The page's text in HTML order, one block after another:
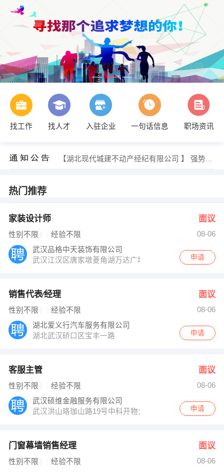
找工作 找人才 入驻企业 一句话信息
职场资讯
【湖北现代城建不动产经纪有限公司 】 强势入驻
徐经理 发布 [前台行政 ] 招聘信息
【武汉创思信息技术有限公司 】 强势入驻
热门推荐
家装设计师 面议
性别不限 经验不限
08-06
武汉品格中天装饰有限公司
武汉江汉区唐家墩菱角湖万达广场小区1栋2单元9D
申请
销售代表∕经理 面议
性别不限 经验不限
08-06
湖北爱义行汽车服务有限公司
湖北武汉硚口区宝丰一路
申请
客服主管 面议
性别不限 经验不限
08-06
武汉硕维金融服务有限公司
武汉洪山珞珈山路19号中科开物大厦22层
申请
门窗幕墙销售经理 面议
性别不限 经验不限
08-06